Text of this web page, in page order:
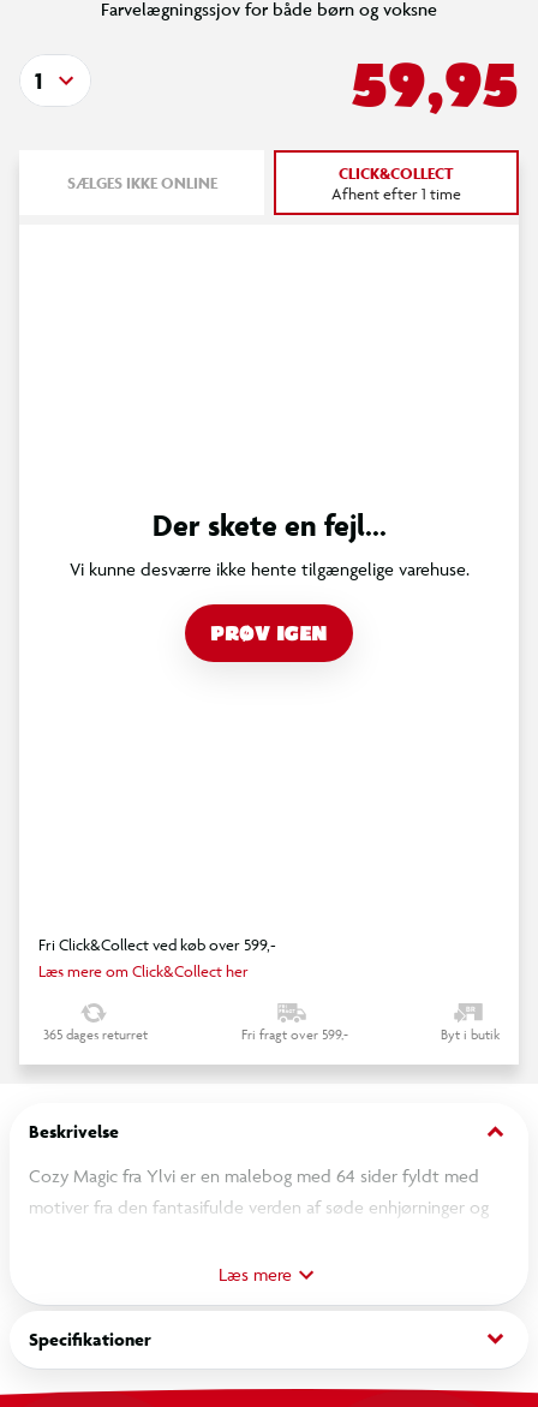
Farvelægningssjov for både børn og voksne
59,95
1
SÆLGES IKKE ONLINE CLICK&COLLECT
Afhent efter 1 time
Der skete en fejl...
Vi kunne desværre ikke hente tilgængelige varehuse.
PRØV IGEN
Fri Click&Collect ved køb over 599,-
Læs mere om Click&Collect her
365 dages returret Fri fragt over 599,- Byt i butik
Beskrivelse keyboard_arrow_down
Cozy Magic fra Ylvi er en malebog med 64 sider fyldt med
motiver fra den fantasifulde verden af søde enhjørninger og
skaber en hyggelig og kreativ oplevelse – perfekt til afslapning
og farvelægningssjov for både børn og voksne.
Læs mere
Specifikationer keyboard_arrow_down